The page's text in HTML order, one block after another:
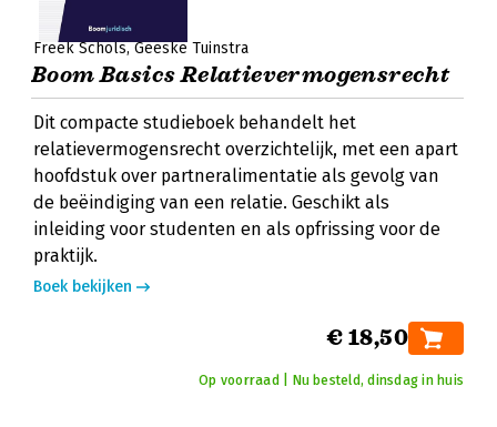
Freek Schols Geeske Tuinstra
Boom Basics Relatievermogensrecht
Dit compacte studieboek behandelt het
relatievermogensrecht overzichtelijk, met een apart
hoofdstuk over partneralimentatie als gevolg van
de beëindiging van een relatie. Geschikt als
inleiding voor studenten en als opfrissing voor de
praktijk.
Boek bekijken
€ 18,50
Op voorraad | Nu besteld, dinsdag in huis